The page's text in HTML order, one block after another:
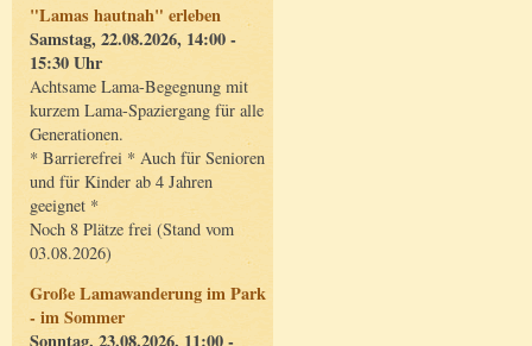
"Lamas hautnah" erleben
Samstag, 22.08.2026, 14:00 -
15:30 Uhr
Achtsame Lama-Begegnung mit
kurzem Lama-Spaziergang für alle
Generationen.
* Barrierefrei * Auch für Senioren
und für Kinder ab 4 Jahren
geeignet *
Noch 8 Plätze frei (Stand vom
03.08.2026)
Große Lamawanderung im Park
- im Sommer